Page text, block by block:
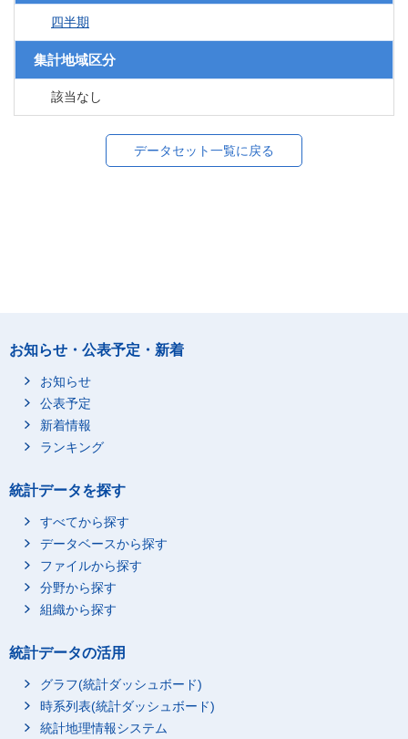
四半期
集計地域区分
該当なし
データセット一覧に戻る
お知らせ・公表予定・新着
お知らせ
公表予定
新着情報
ランキング
統計データを探す
すべてから探す
データベースから探す
ファイルから探す
分野から探す
組織から探す
統計データの活用
グラフ(統計ダッシュボード)
時系列表(統計ダッシュボード)
統計地理情報システム